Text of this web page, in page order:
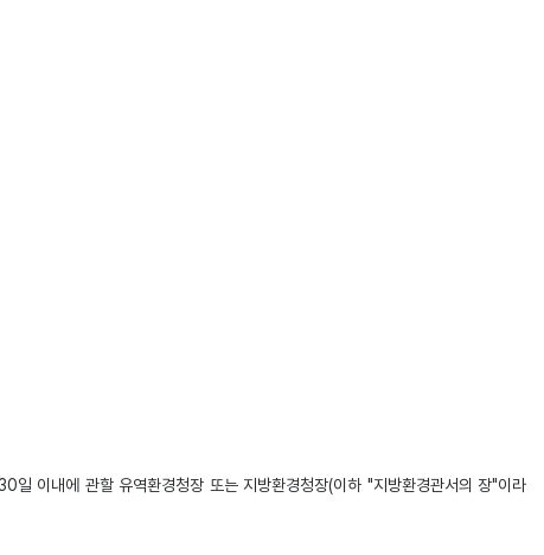
이내에 관할 유역환경청장 또는 지방환경청장(이하 "지방환경관서의 장"이라